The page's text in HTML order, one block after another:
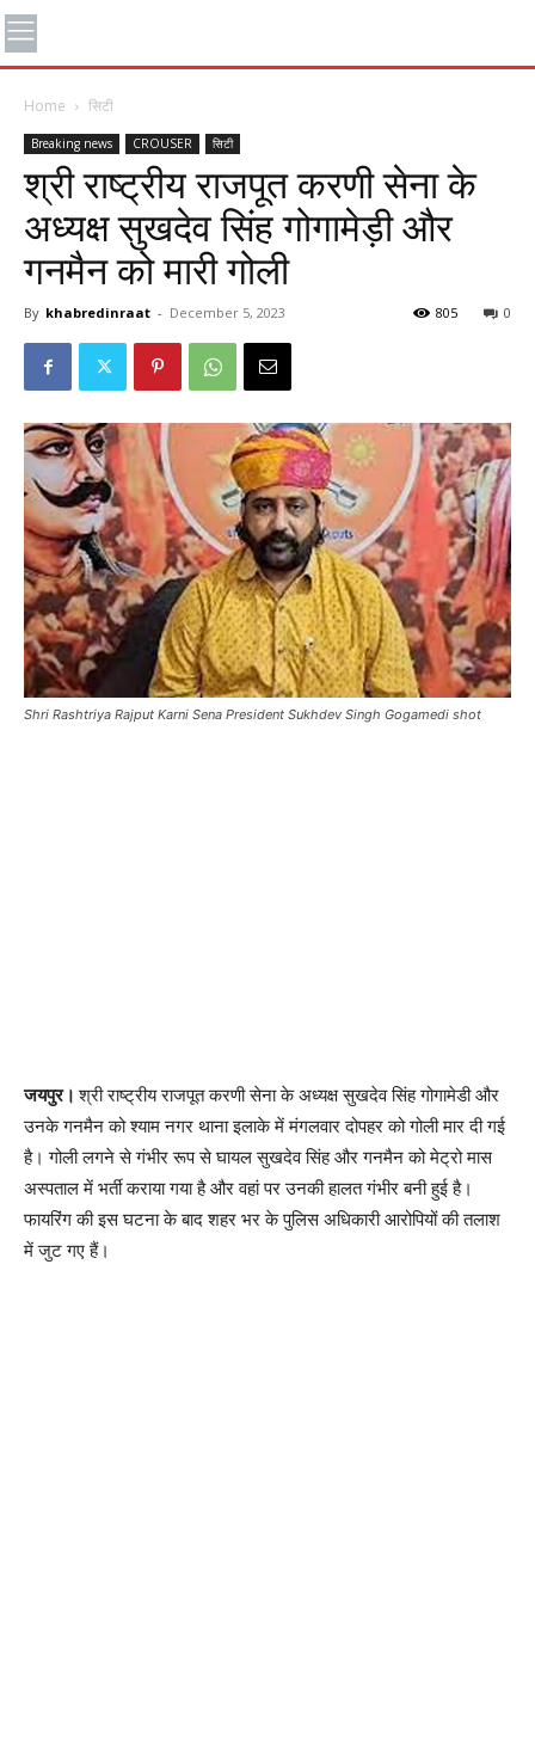
Home सिटी
Breaking news CROUSER सिटी
श्री राष्ट्रीय राजपूत करणी सेना के
अध्यक्ष सुखदेव सिंह गोगामेड़ी और
गनमैन को मारी गोली
By khabredinraat - December 5, 2023 0
805
Shri Rashtriya Rajput Karni Sena President Sukhdev Singh Gogamedi shot
जयपुर।श्री राष्ट्रीय राजपूत करणी सेना के अध्यक्ष सुखदेव सिंह गोगामेडी और
उनके गनमैन को श्याम नगर थाना इलाके में मंगलवार दोपहर को गोली मार दी गई
है। गोली लगने से गंभीर रूप से घायल सुखदेव सिंह और गनमैन को मेट्रो मास
अस्पताल में भर्ती कराया गया है और वहां पर उनकी हालत गंभीर बनी हुई है।
फायरिंग की इस घटना के बाद शहर भर के पुलिस अधिकारी आरोपियों की तलाश
में जुट गए हैं।